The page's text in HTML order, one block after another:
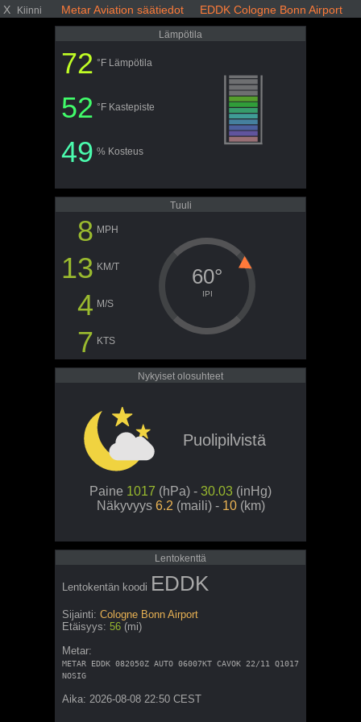
X Kiinni Metar Aviation säätiedot EDDK Cologne Bonn Airport
Lämpötila
72 °F Lämpötila
52 °F Kastepiste
49 % Kosteus
Tuuli
8 MPH
13 KM/T
4 M/S
7 KTS
60°
IPI
Nykyiset olosuhteet
Puolipilvistä
Paine 1017 (hPa) - 30.03 (inHg)
Näkyvyys 6.2 (maili) - 10 (km)
Lentokenttä
Lentokentän koodi EDDK
Sijainti: Cologne Bonn Airport
Etäisyys: 56 (mi)
Metar:
METAR EDDK 082050Z AUTO 06007KT CAVOK 22/11 Q1017
NOSIG
Aika: 2026-08-08 22:50 CEST